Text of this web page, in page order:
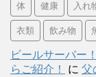
体 健康 入れ
衣類 飲み物
ビールサーバー
らご紹介！
に 父